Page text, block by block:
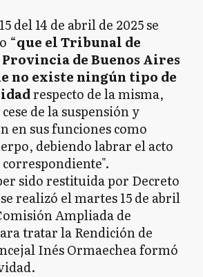
del 14 de abril de 2025 se
“que el Tribunal de
Provincia de Buenos Aires
no existe ningún tipo de
respecto de la misma,
de la suspensión y
en sus funciones como
debiendo labrar el acto
sido restituida por Decreto
realizó el martes 15 de abril
Ampliada de
tratar la Rendición de
Inés Ormaechea formó